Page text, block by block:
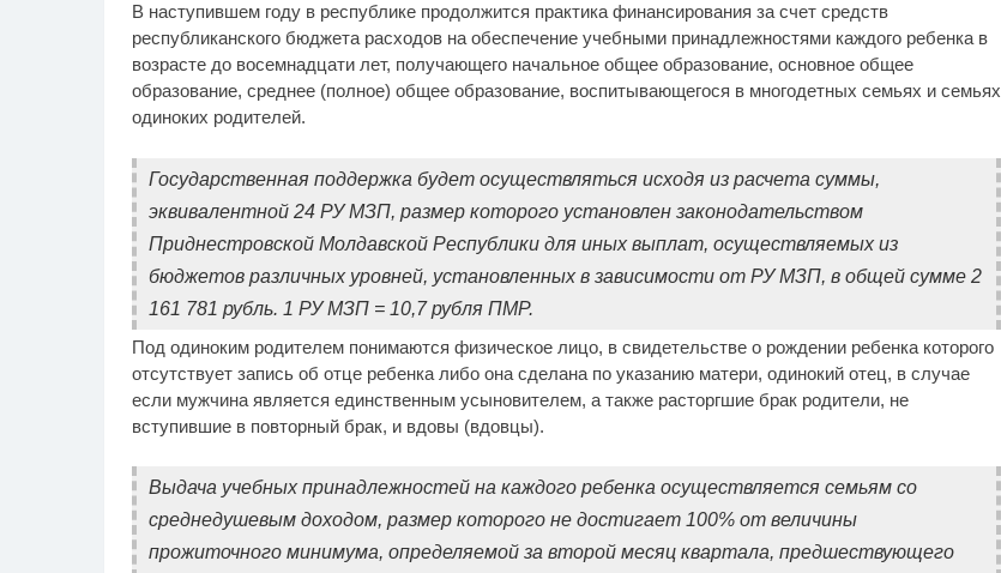
В наступившем году в республике продолжится практика финансирования за счет средств
республиканского бюджета расходов на обеспечение учебными принадлежностями каждого ребенка в
возрасте до восемнадцати лет, получающего начальное общее образование, основное общее
образование, среднее (полное) общее образование, воспитывающегося в многодетных семьях и семьях
одиноких родителей.
Государственная поддержка будет осуществляться исходя из расчета суммы,
эквивалентной 24 РУ МЗП, размер которого установлен законодательством
Приднестровской Молдавской Республики для иных выплат, осуществляемых из
бюджетов различных уровней, установленных в зависимости от РУ МЗП, в общей сумме 2
161 781 рубль. 1 РУ МЗП = 10,7 рубля ПМР.
Под одиноким родителем понимаются физическое лицо, в свидетельстве о рождении ребенка которого
отсутствует запись об отце ребенка либо она сделана по указанию матери, одинокий отец, в случае
если мужчина является единственным усыновителем, а также расторгшие брак родители, не
вступившие в повторный брак, и вдовы (вдовцы).
Выдача учебных принадлежностей на каждого ребенка осуществляется семьям со
среднедушевым доходом, размер которого не достигает 100% от величины
прожиточного минимума, определяемой за второй месяц квартала, предшествующего
i
Скрытая камера на
пляже Крыма: Что люди
вытворяют, когда их не
видят...
Ролик длится несколько
секунд, а смеяться вы
будете долго
Ролик из Омска: вы
будете смеяться долго